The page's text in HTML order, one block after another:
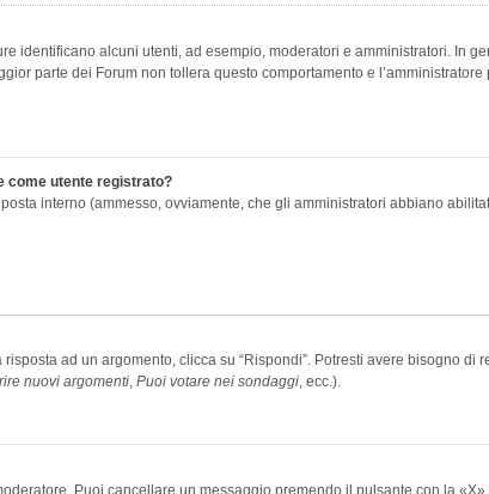
identificano alcuni utenti, ad esempio, moderatori e amministratori. In
parte dei Forum non tollera questo comportamento e
come utente registrato?
interno (ammesso, ovviamente, che gli amministratori abbiano
ad un argomento, clicca su “Rispondi”. Potresti avere bisogno di
nuovi argomenti, Puoi votare nei sondaggi, ecc.).
Puoi cancellare un messaggio premendo il pulsante con la